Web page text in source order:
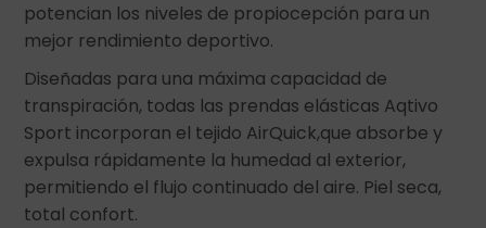
potencian los niveles de propiocepción para un
mejor rendimiento deportivo.
Diseñadas para una máxima capacidad de
transpiración, todas las prendas elásticas Aqtivo
Sport incorporan el tejido AirQuick,que absorbe y
expulsa rápidamente la humedad al exterior,
permitiendo el flujo continuado del aire. Piel seca,
total confort.